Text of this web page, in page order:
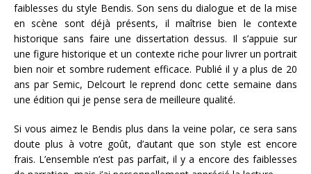
faiblesses du style Bendis. Son sens du dialogue et de la mise
en scène sont déjà présents, il maîtrise bien le contexte
historique sans faire une dissertation dessus. Il s’appuie sur
une figure historique et un contexte riche pour livrer un portrait
bien noir et sombre rudement efficace. Publié il y a plus de 20
ans par Semic, Delcourt le reprend donc cette semaine dans
une édition qui je pense sera de meilleure qualité.
Si vous aimez le Bendis plus dans la veine polar, ce sera sans
doute plus à votre goût, d’autant que son style est encore
frais. L’ensemble n’est pas parfait, il y a encore des faiblesses